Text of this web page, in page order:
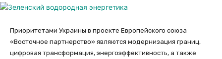
Приоритетами Украины в проекте Европейского союза
«Восточное партнерство» являются модернизация границ,
цифровая трансформация, энергоэффективность, а также